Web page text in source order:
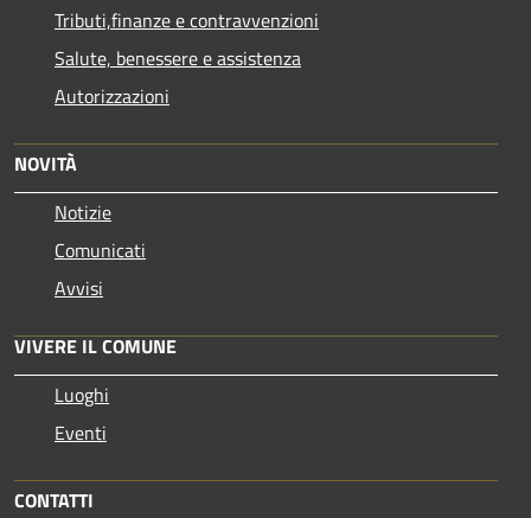
Tributi,finanze e contravvenzioni
Salute, benessere e assistenza
Autorizzazioni
NOVITÀ
Notizie
Comunicati
Avvisi
VIVERE IL COMUNE
Luoghi
Eventi
CONTATTI